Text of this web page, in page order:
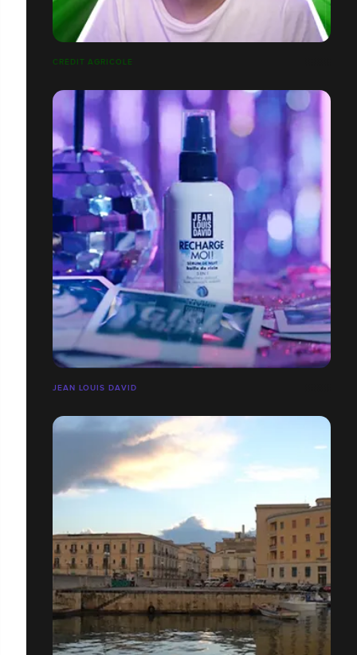
CRÉDIT AGRICOLE
JEAN LOUIS DAVID